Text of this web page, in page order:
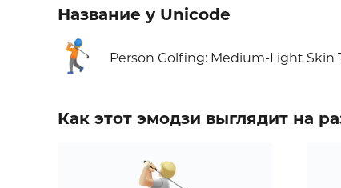
Название у Unicode
🏌🏼 Person Golfing: Medium-Light Skin
Как этот эмодзи выглядит на